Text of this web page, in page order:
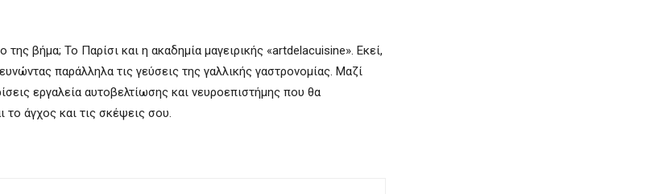
βήμα; Το Παρίσι και η ακαδημία μαγειρικής «artdelacuisine». Εκεί,
παράλληλα τις γεύσεις της γαλλικής γαστρονομίας. Μαζί
εργαλεία αυτοβελτίωσης και νευροεπιστήμης που θα
το άγχος και τις σκέψεις σου.